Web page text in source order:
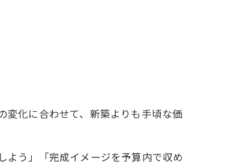
変化に合わせて、新築よりも手頃な価
よう」「完成イメージを予算内で収め